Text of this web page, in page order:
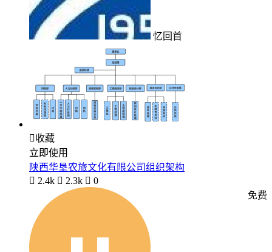
忆回首
收藏
立即使用
陕西华垦农旅文化有限公司组织架构
 2.4k  2.3k  0
免费